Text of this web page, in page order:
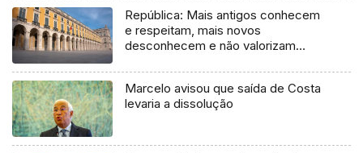
República: Mais antigos conhecem
e respeitam, mais novos
desconhecem e não valorizam
Marcelo avisou que saída de Costa
levaria a dissolução